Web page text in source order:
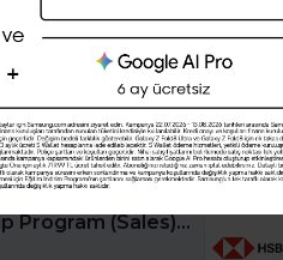
START Internship Program (Sales) - Istanbul